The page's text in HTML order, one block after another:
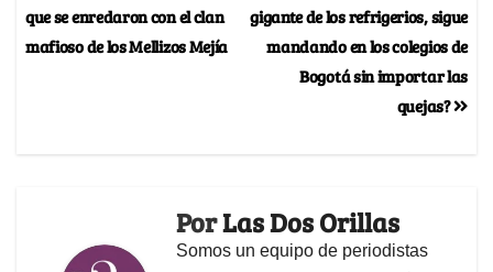
gigante de los refrigerios, sigue
mandando en los colegios de
Bogotá sin importar las
quejas?
que se enredaron con el clan
mafioso de los Mellizos Mejía
PorLas Dos Orillas
Somos un equipo de periodistas